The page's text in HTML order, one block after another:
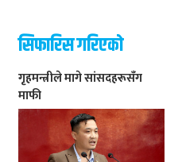
सिफारिस गरिएको
गृहमन्त्रीले मागे सांसदहरूसँग
माफी